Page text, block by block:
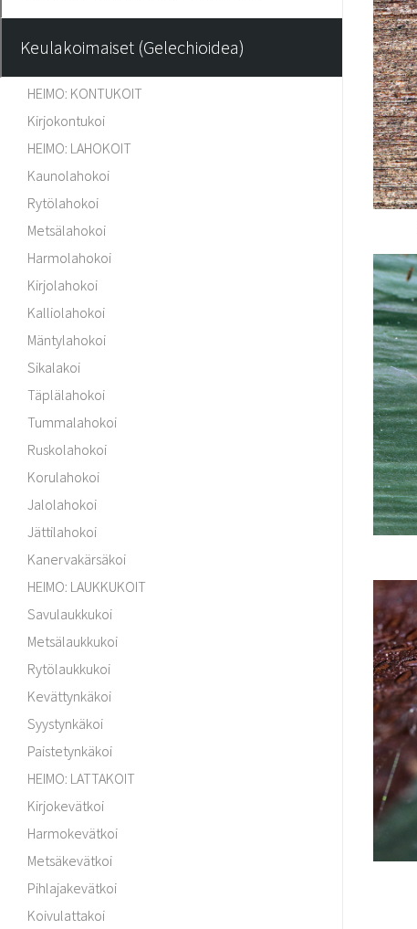
Keulakoimaiset (Gelechioidea)
HEIMO: KONTUKOIT
Kirjokontukoi
HEIMO: LAHOKOIT
Kaunolahokoi
Rytölahokoi
Metsälahokoi
Harmolahokoi
Kirjolahokoi
Kalliolahokoi
Mäntylahokoi
Sikalakoi
Täplälahokoi
Tummalahokoi
Ruskolahokoi
Korulahokoi
Jalolahokoi
Jättilahokoi
Kanervakärsäkoi
HEIMO: LAUKKUKOIT
Savulaukkukoi
Metsälaukkukoi
Rytölaukkukoi
Kevättynkäkoi
Syystynkäkoi
Paistetynkäkoi
HEIMO: LATTAKOIT
Kirjokevätkoi
Harmokevätkoi
Metsäkevätkoi
Pihlajakevätkoi
Koivulattakoi